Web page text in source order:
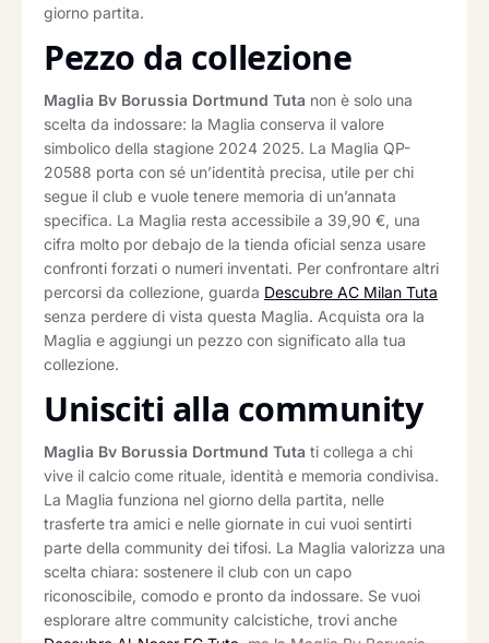
giorno partita.
Pezzo da collezione
Maglia Bv Borussia Dortmund Tuta non è solo una
scelta da indossare: la Maglia conserva il valore
simbolico della stagione 2024 2025. La Maglia QP-
20588 porta con sé un’identità precisa, utile per chi
segue il club e vuole tenere memoria di un’annata
specifica. La Maglia resta accessibile a 39,90 €, una
cifra molto por debajo de la tienda oficial senza usare
confronti forzati o numeri inventati. Per confrontare altri
percorsi da collezione, guarda Descubre AC Milan Tuta
senza perdere di vista questa Maglia. Acquista ora la
Maglia e aggiungi un pezzo con significato alla tua
collezione.
Unisciti alla community
Maglia Bv Borussia Dortmund Tuta ti collega a chi
vive il calcio come rituale, identità e memoria condivisa.
La Maglia funziona nel giorno della partita, nelle
trasferte tra amici e nelle giornate in cui vuoi sentirti
parte della community dei tifosi. La Maglia valorizza una
scelta chiara: sostenere il club con un capo
riconoscibile, comodo e pronto da indossare. Se vuoi
esplorare altre community calcistiche, trovi anche